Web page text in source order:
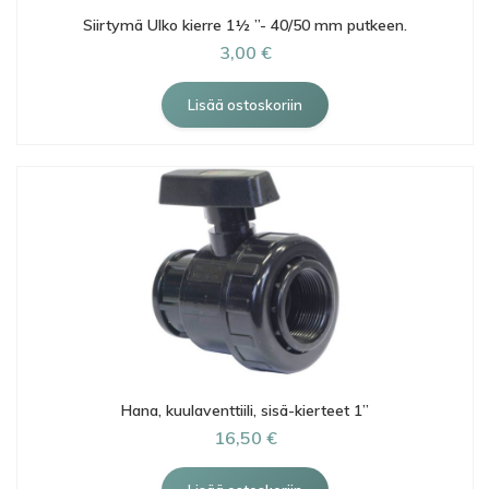
Siirtymä Ulko kierre 1½ ”- 40/50 mm putkeen.
3,00 €
Hana, kuulaventtiili, sisä-kierteet 1”
16,50 €